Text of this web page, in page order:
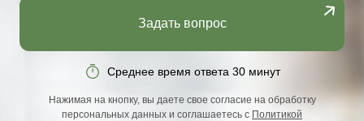
Задать вопрос
Среднее время ответа 30 минут
Нажимая на кнопку, вы даете свое согласие на обработку
персональных данных и соглашаетесь с Политикой